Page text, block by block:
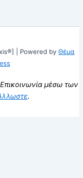
| Powered by Θέμα
μέσω των
.